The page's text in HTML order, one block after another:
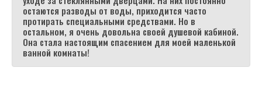
остаются разводы от воды, приходится часто
протирать специальными средствами. Но в
остальном, я очень довольна своей душевой кабиной.
Она стала настоящим спасением для моей маленькой
ванной комнаты!